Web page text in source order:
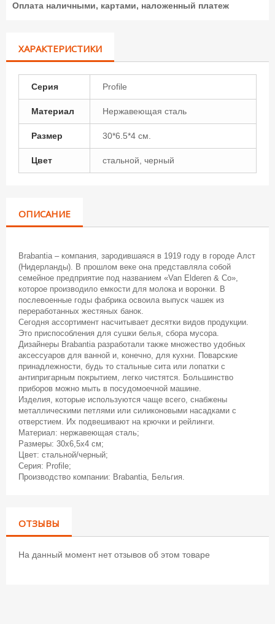
Оплата наличными, картами, наложенный платеж
ХАРАКТЕРИСТИКИ
Серия Profile
Материал Нержавеющая сталь
Размер 30*6.5*4 см.
Цвет стальной, черный
ОПИСАНИЕ
Brabantia – компания, зародившаяся в 1919 году в городе Алст
(Нидерланды). В прошлом веке она представляла собой
семейное предприятие под названием «Van Elderen & Co»,
которое производило емкости для молока и воронки. В
послевоенные годы фабрика освоила выпуск чашек из
переработанных жестяных банок.
Сегодня ассортимент насчитывает десятки видов продукции.
Это приспособления для сушки белья, сбора мусора.
Дизайнеры Brabantia разработали также множество удобных
аксессуаров для ванной и, конечно, для кухни. Поварские
принадлежности, будь то стальные сита или лопатки с
антипригарным покрытием, легко чистятся. Большинство
приборов можно мыть в посудомоечной машине.
Изделия, которые используются чаще всего, снабжены
металлическими петлями или силиконовыми насадками с
отверстием. Их подвешивают на крючки и рейлинги.
Материал: нержавеющая сталь;
Размеры: 30х6,5х4 см;
Цвет: стальной/черный;
Серия: Profile;
Производство компании: Brabantia, Бельгия.
ОТЗЫВЫ
На данный момент нет отзывов об этом товаре